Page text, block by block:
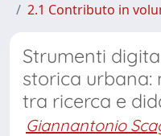
2.1 Contributo in
Strumenti
storica urbana:
tra ricerca e
Giannantonio